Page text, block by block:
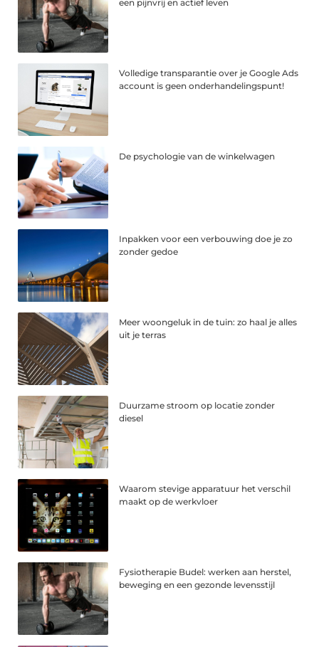
een pijnvrij en actief leven
Volledige transparantie over je Google Ads
account is geen onderhandelingspunt!
De psychologie van de winkelwagen
Inpakken voor een verbouwing doe je zo
zonder gedoe
Meer woongeluk in de tuin: zo haal je alles
uit je terras
Duurzame stroom op locatie zonder
diesel
Waarom stevige apparatuur het verschil
maakt op de werkvloer
Fysiotherapie Budel: werken aan herstel,
beweging en een gezonde levensstijl